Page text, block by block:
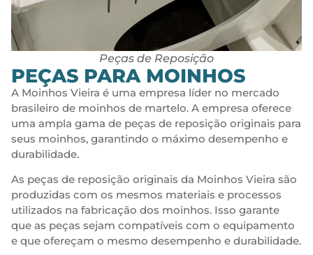
Peças de Reposição
PEÇAS PARA MOINHOS
A Moinhos Vieira é uma empresa líder no mercado
brasileiro de moinhos de martelo. A empresa oferece
uma ampla gama de peças de reposição originais para
seus moinhos, garantindo o máximo desempenho e
durabilidade.
As peças de reposição originais da Moinhos Vieira são
produzidas com os mesmos materiais e processos
utilizados na fabricação dos moinhos. Isso garante
que as peças sejam compatíveis com o equipamento
e que ofereçam o mesmo desempenho e durabilidade.